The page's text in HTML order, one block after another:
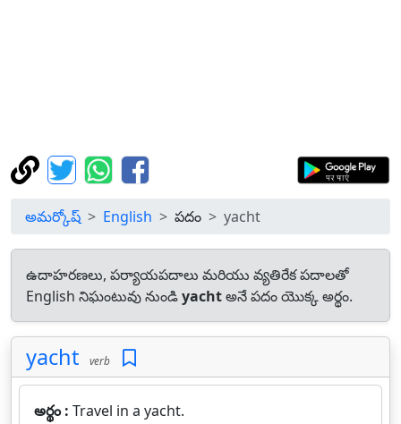
అమర్కోష్ English పదం yacht
ఉదాహరణలు, పర్యాయపదాలు మరియు వ్యతిరేక పదాలతో
English నిఘంటువు నుండిyachtఅనే పదం యొక్క అర్థం.
yacht verb
అర్థం : Travel in a yacht.